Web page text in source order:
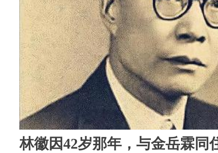
林徽因42岁那年，与金岳霖同